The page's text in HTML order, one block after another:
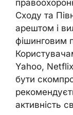
Сходу та
арештом і
фішинговим
Yahoo, Netflix
бути
активність